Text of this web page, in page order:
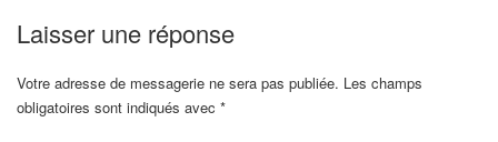
Laisser une réponse
Votre adresse de messagerie ne sera pas publiée. Les champs
obligatoires sont indiqués avec *